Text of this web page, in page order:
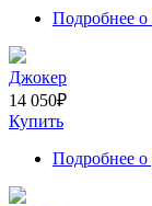
Подробнее о
Джокер
14 050₽
Купить
Подробнее о